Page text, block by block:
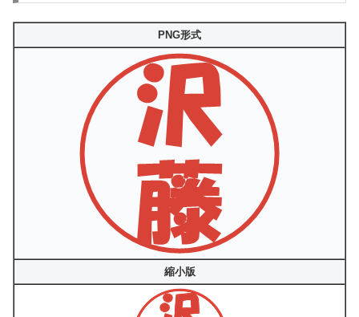
PNG形式
縮小版